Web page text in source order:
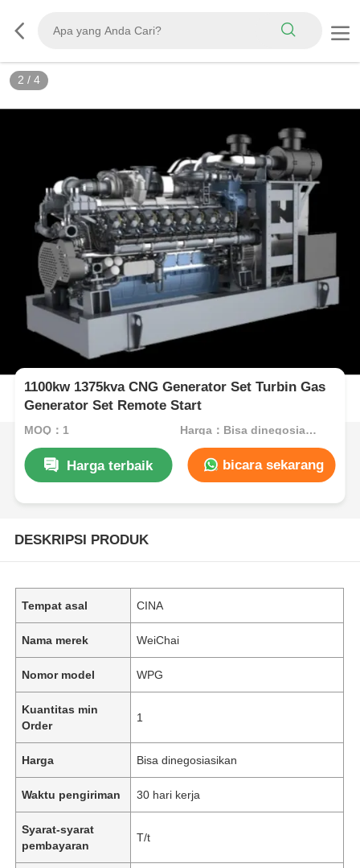
3 / 4
1100kw 1375kva CNG Generator Set Turbin Gas
Generator Set Remote Start
MOQ：1 Harga：Bisa dinegosiasikan
Harga terbaik bicara sekarang
DESKRIPSI PRODUK
Tempat asal CINA
Nama merek WeiChai
Nomor model WPG
Kuantitas min
Order
1
Harga Bisa dinegosiasikan
Waktu pengiriman 30 hari kerja
Syarat-syarat
pembayaran
T/t